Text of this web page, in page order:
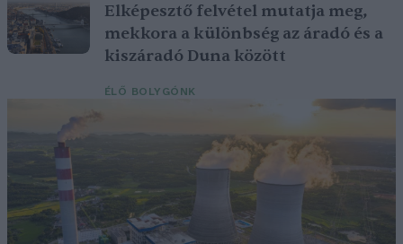
Elképesztő felvétel mutatja meg,
mekkora a különbség az áradó és a
kiszáradó Duna között
ÉLŐ BOLYGÓNK